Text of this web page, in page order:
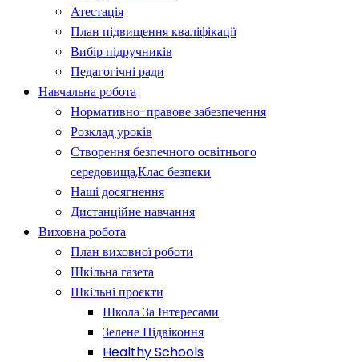
Атестація
План підвищення кваліфікації
Вибір підручників
Педагогічні ради
Навчальна робота
Нормативно-правове забезпечення
Розклад уроків
Створення безпечного освітнього
середовища,Клас безпеки
Наші досягнення
Дистанційне навчання
Виховна робота
План виховної роботи
Шкільна газета
Шкільні проєкти
Школа За Інтересами
Зелене Підвіконня
Healthy Schools